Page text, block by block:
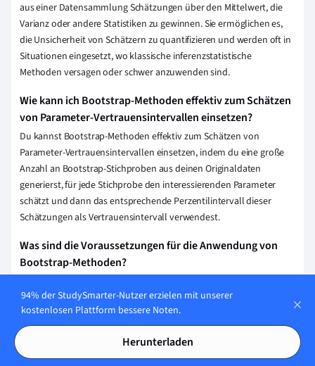
aus einer Datensammlung Schätzungen über den Mittelwert, die
Varianz oder andere Statistiken zu gewinnen. Sie ermöglichen es,
die Unsicherheit von Schätzern zu quantifizieren und werden oft in
Situationen eingesetzt, wo klassische inferenzstatistische
Methoden versagen oder schwer anzuwenden sind.
Wie kann ich Bootstrap-Methoden effektiv zum Schätzen
von Parameter-Vertrauensintervallen einsetzen?
Du kannst Bootstrap-Methoden effektiv zum Schätzen von
Parameter-Vertrauensintervallen einsetzen, indem du eine große
Anzahl an Bootstrap-Stichproben aus deinen Originaldaten
generierst, für jede Stichprobe den interessierenden Parameter
schätzt und dann das entsprechende Perzentilintervall dieser
Schätzungen als Vertrauensintervall verwendest.
Was sind die Voraussetzungen für die Anwendung von
Bootstrap-Methoden?
sicherstellen, dass Deine Daten unabhängig und identisch verteilt
(i.i.d.) sind. Zudem sollte die Stichprobengröße ausreichend groß
sein, um verlässliche Schätzungen der Verteilung zu ermöglichen.
Wie unterscheiden sich parametrische und nicht-
94% der StudySmarter-Nutzer erzielen mit unserer
kostenlosen Plattform bessere Noten.
Herunterladen